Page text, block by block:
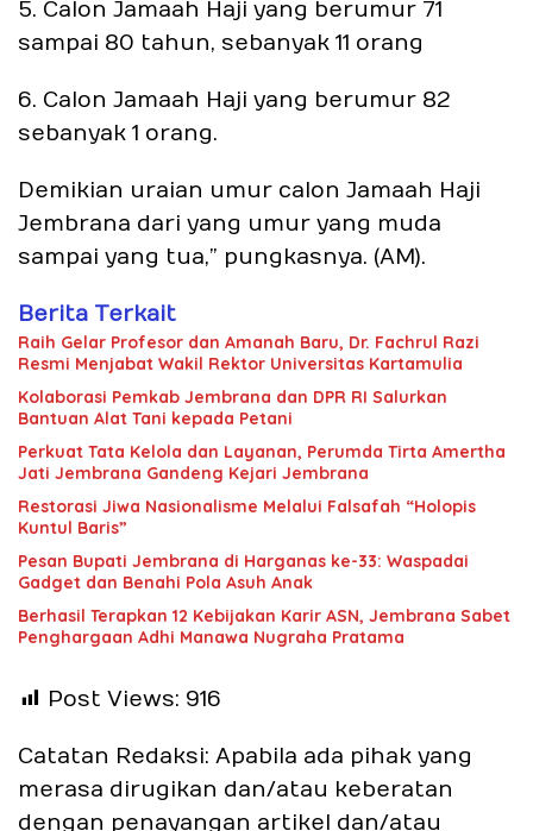
5. Calon Jamaah Haji yang berumur 71
sampai 80 tahun, sebanyak 11 orang
6. Calon Jamaah Haji yang berumur 82
sebanyak 1 orang.
Demikian uraian umur calon Jamaah Haji
Jembrana dari yang umur yang muda
sampai yang tua,” pungkasnya. (AM).
Berita Terkait
Raih Gelar Profesor dan Amanah Baru, Dr. Fachrul Razi
Resmi Menjabat Wakil Rektor Universitas Kartamulia
Kolaborasi Pemkab Jembrana dan DPR RI Salurkan
Bantuan Alat Tani kepada Petani
Perkuat Tata Kelola dan Layanan, Perumda Tirta Amertha
Jati Jembrana Gandeng Kejari Jembrana
Restorasi Jiwa Nasionalisme Melalui Falsafah “Holopis
Kuntul Baris”
Pesan Bupati Jembrana di Harganas ke-33: Waspadai
Gadget dan Benahi Pola Asuh Anak
Berhasil Terapkan 12 Kebijakan Karir ASN, Jembrana Sabet
Penghargaan Adhi Manawa Nugraha Pratama
Post Views: 916
Catatan Redaksi: Apabila ada pihak yang
merasa dirugikan dan/atau keberatan
dengan penayangan artikel dan/atau